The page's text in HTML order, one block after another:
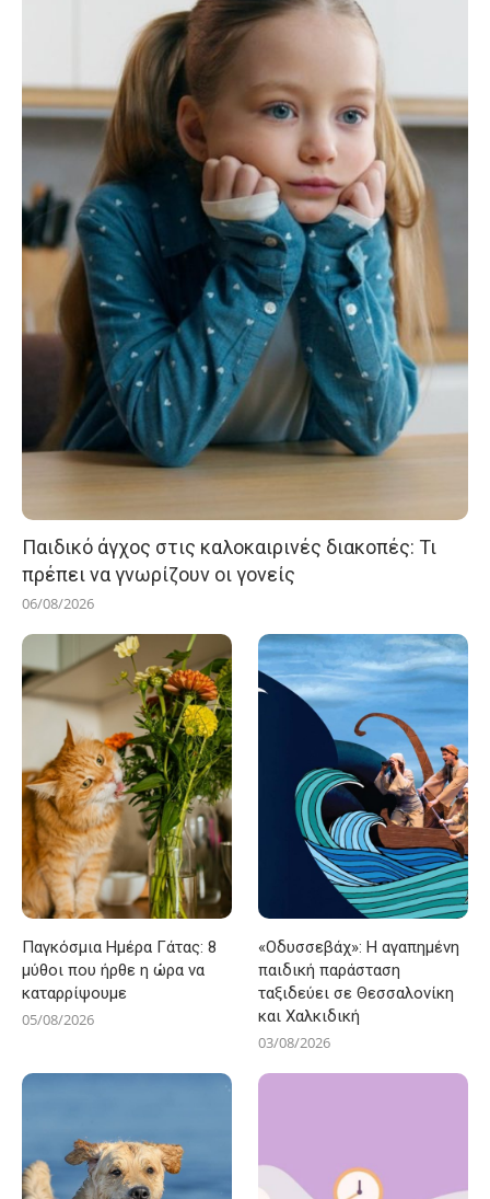
Παιδικό άγχος στις καλοκαιρινές διακοπές: Τι
πρέπει να γνωρίζουν οι γονείς
06/08/2026
Παγκόσμια Ημέρα Γάτας: 8
μύθοι που ήρθε η ώρα να
καταρρίψουμε
05/08/2026
«Οδυσσεβάχ»: Η αγαπημένη
παιδική παράσταση
ταξιδεύει σε Θεσσαλονίκη
και Χαλκιδική
03/08/2026